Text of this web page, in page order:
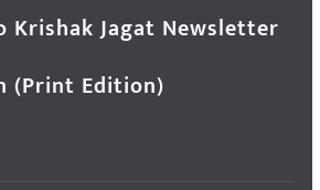
Krishak Jagat Newsletter
(Print Edition)